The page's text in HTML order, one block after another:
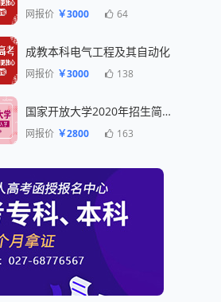
网报价 ￥3000 64
成教本科电气工程及其自动化
网报价 ￥3000 138
国家开放大学2020年招生简章
网报价 ￥2800 163